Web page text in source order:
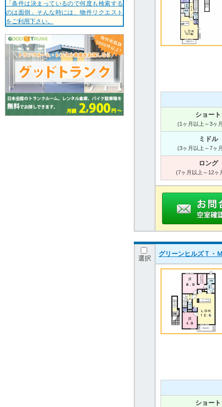
ショート
(1ヶ月以上～3ヶ
ミドル
(3ヶ月以上～7ヶ
ロング
(7ヶ月以上～12ヶ
選択
グリーンヒルズＴ・
ショート
「条件は決まっているので何度も検索する
のは面倒」そんな時には、物件リクエスト
をご利用下さい。